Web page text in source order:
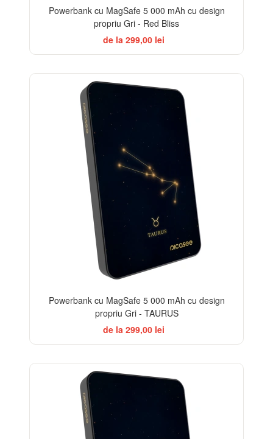
Powerbank cu MagSafe 5 000 mAh cu design
propriu Gri - Red Bliss
de la 299,00 lei
Powerbank cu MagSafe 5 000 mAh cu design
propriu Gri - TAURUS
de la 299,00 lei